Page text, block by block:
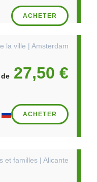
ACHETER
la ville | Amsterdam
de 27,50 €
ACHETER
et familles | Alicante